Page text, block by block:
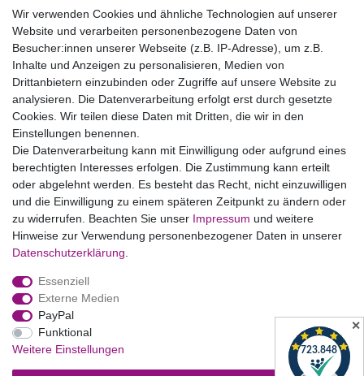
Wir verwenden Cookies und ähnliche Technologien auf unserer
Website und verarbeiten personenbezogene Daten von
Besucher:innen unserer Webseite (z.B. IP-Adresse), um z.B.
Inhalte und Anzeigen zu personalisieren, Medien von
Drittanbietern einzubinden oder Zugriffe auf unsere Website zu
analysieren. Die Datenverarbeitung erfolgt erst durch gesetzte
Cookies. Wir teilen diese Daten mit Dritten, die wir in den
Einstellungen benennen.
Die Datenverarbeitung kann mit Einwilligung oder aufgrund eines
berechtigten Interesses erfolgen. Die Zustimmung kann erteilt
oder abgelehnt werden. Es besteht das Recht, nicht einzuwilligen
und die Einwilligung zu einem späteren Zeitpunkt zu ändern oder
zu widerrufen. Beachten Sie unser Impressum und weitere
Hinweise zur Verwendung personenbezogener Daten in unserer
Daten­schutz­erklärung
Essenziell
Externe Medien
PayPal
Funktional
Weitere Einstellungen
Bildnachweise
AGB
Vertrag widerrufen
B2BKunden
Zum Händlerbereich
PrivatKunden
Neukundenanmeldung
Mein Konto
Zahlung & Versand ✕